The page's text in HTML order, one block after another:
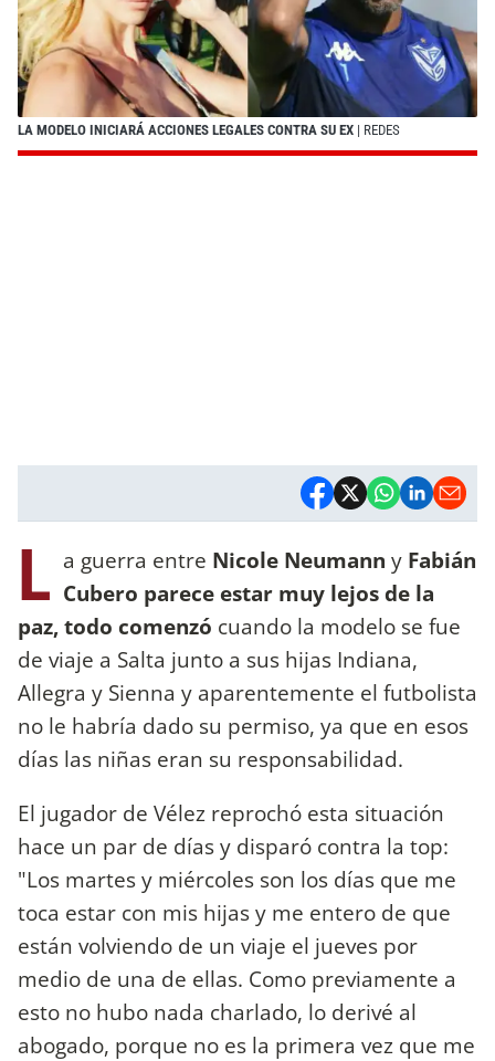
LA MODELO INICIARÁ ACCIONES LEGALES CONTRA SU EX | REDES
L a guerra entre Nicole Neumann y Fabián
Cubero parece estar muy lejos de la
paz, todo comenzó cuando la modelo se fue
de viaje a Salta junto a sus hijas Indiana,
Allegra y Sienna y aparentemente el futbolista
no le habría dado su permiso, ya que en esos
días las niñas eran su responsabilidad.
El jugador de Vélez reprochó esta situación
hace un par de días y disparó contra la top:
"Los martes y miércoles son los días que me
toca estar con mis hijas y me entero de que
están volviendo de un viaje el jueves por
medio de una de ellas. Como previamente a
esto no hubo nada charlado, lo derivé al
abogado, porque no es la primera vez que me